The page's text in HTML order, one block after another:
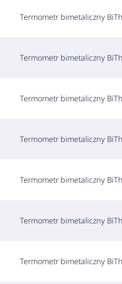
Termometr bimetaliczny
Termometr bimetaliczny
Termometr bimetaliczny
Termometr bimetaliczny
Termometr bimetaliczny
Termometr bimetaliczny
Termometr bimetaliczny